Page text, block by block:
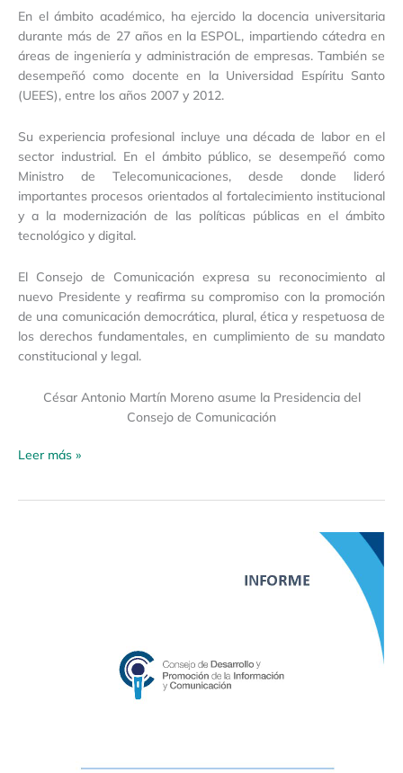
En el ámbito académico, ha ejercido la docencia universitaria
durante más de 27 años en la ESPOL, impartiendo cátedra en
áreas de ingeniería y administración de empresas. También se
desempeñó como docente en la Universidad Espíritu Santo
(UEES), entre los años 2007 y 2012.
Su experiencia profesional incluye una década de labor en el
sector industrial. En el ámbito público, se desempeñó como
Ministro de Telecomunicaciones, desde donde lideró
importantes procesos orientados al fortalecimiento institucional
y a la modernización de las políticas públicas en el ámbito
tecnológico y digital.
El Consejo de Comunicación expresa su reconocimiento al
nuevo Presidente y reafirma su compromiso con la promoción
de una comunicación democrática, plural, ética y respetuosa de
los derechos fundamentales, en cumplimiento de su mandato
constitucional y legal.
César Antonio Martín Moreno asume la Presidencia del
Consejo de Comunicación
Leer más »